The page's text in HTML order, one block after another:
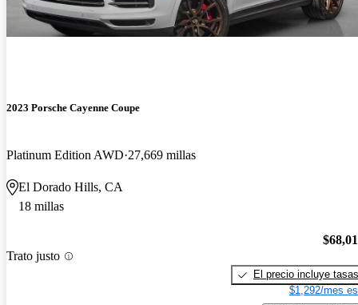
2023 Porsche Cayenne Coupe
Platinum Edition AWD 27,669 millas
El Dorado Hills, CA
18 millas
Trato justo
El precio incluye tasas
$1,292/mes